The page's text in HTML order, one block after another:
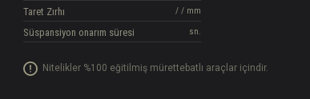
/ / mm
Taret Zırhı
sn.
Süspansiyon onarım süresi
Nitelikler %100 eğitilmiş mürettebatlı araçlar içindir.